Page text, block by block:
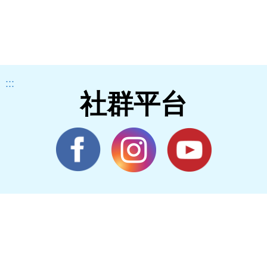
:::
社群平台